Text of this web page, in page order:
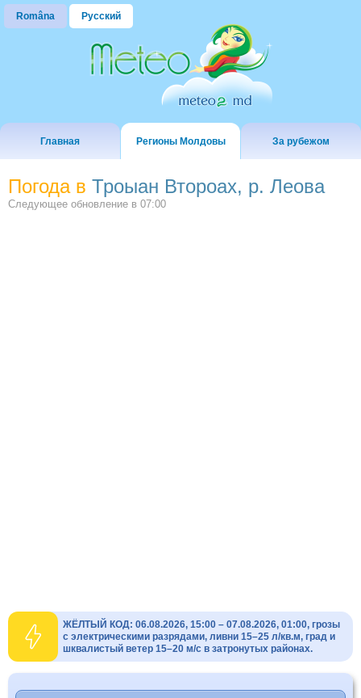
Româna Русский
Главная Регионы Молдовы За рубежом
Погода в Троыан Второах, р. Леова
Следующее обновление в 07:00
ЖЁЛТЫЙ КОД: 06.08.2026, 15:00 – 07.08.2026, 01:00, грозы
с электрическими разрядами, ливни 15–25 л/кв.м, град и
шквалистый ветер 15–20 м/с в затронутых районах.